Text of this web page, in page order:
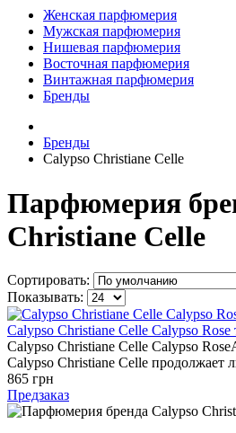
Женская парфюмерия
Мужская парфюмерия
Нишевая парфюмерия
Восточная парфюмерия
Винтажная парфюмерия
Бренды
Бренды
Calypso Christiane Celle
Парфюмерия
Christiane Celle
Сортировать:
Показывать:
Calypso Christiane Celle Calypso Rose
Calypso Christiane Celle Calypso
Calypso Christiane Celle продолжает
865 грн
Предзаказ